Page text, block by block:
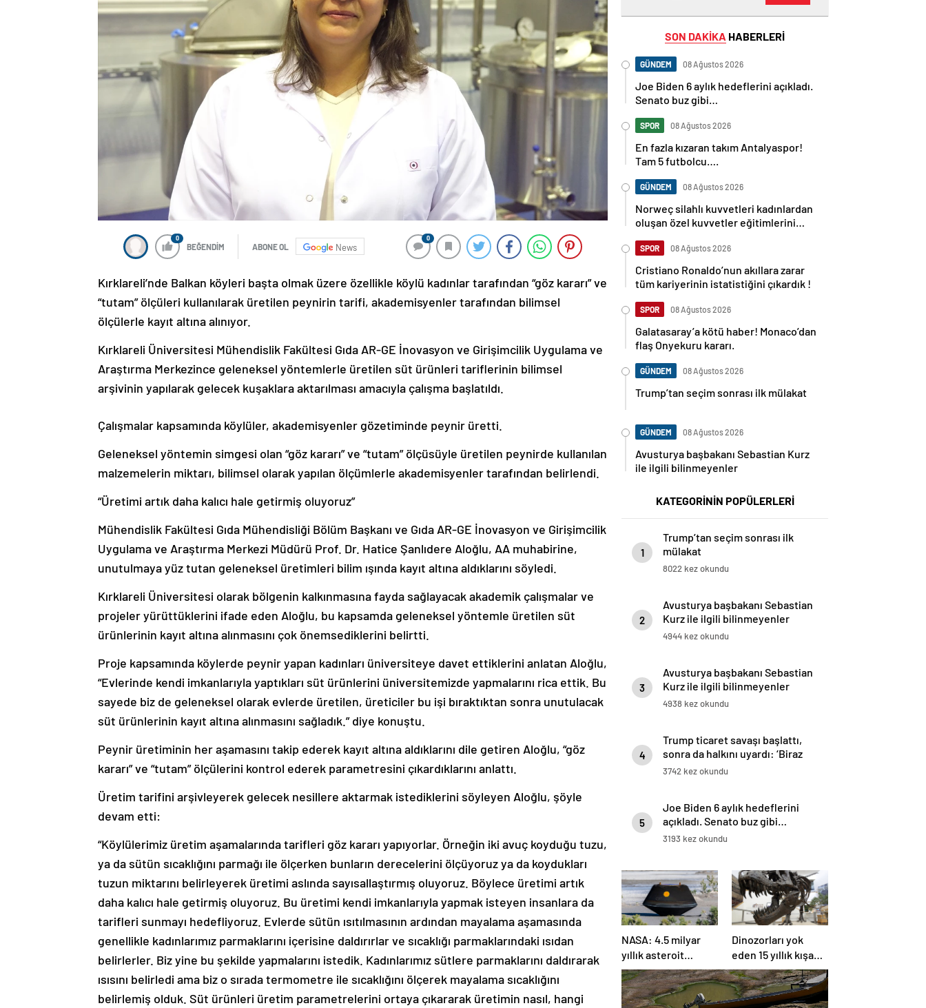
0
BEĞENDİM ABONE OL News
0
Kırklareli’nde Balkan köyleri başta olmak üzere özellikle köylü kadınlar tarafından “göz kararı” ve
“tutam” ölçüleri kullanılarak üretilen peynirin tarifi, akademisyenler tarafından bilimsel
ölçülerle kayıt altına alınıyor.
Kırklareli Üniversitesi Mühendislik Fakültesi Gıda AR-GE İnovasyon ve Girişimcilik Uygulama ve
Araştırma Merkezince geleneksel yöntemlerle üretilen süt ürünleri tariflerinin bilimsel
arşivinin yapılarak gelecek kuşaklara aktarılması amacıyla çalışma başlatıldı.
Çalışmalar kapsamında köylüler, akademisyenler gözetiminde peynir üretti.
Geleneksel yöntemin simgesi olan “göz kararı” ve “tutam” ölçüsüyle üretilen peynirde kullanılan
malzemelerin miktarı, bilimsel olarak yapılan ölçümlerle akademisyenler tarafından belirlendi.
“Üretimi artık daha kalıcı hale getirmiş oluyoruz”
Mühendislik Fakültesi Gıda Mühendisliği Bölüm Başkanı ve Gıda AR-GE İnovasyon ve Girişimcilik
Uygulama ve Araştırma Merkezi Müdürü Prof. Dr. Hatice Şanlıdere Aloğlu, AA muhabirine,
unutulmaya yüz tutan geleneksel üretimleri bilim ışında kayıt altına aldıklarını söyledi.
Kırklareli Üniversitesi olarak bölgenin kalkınmasına fayda sağlayacak akademik çalışmalar ve
projeler yürüttüklerini ifade eden Aloğlu, bu kapsamda geleneksel yöntemle üretilen süt
ürünlerinin kayıt altına alınmasını çok önemsediklerini belirtti.
Proje kapsamında köylerde peynir yapan kadınları üniversiteye davet ettiklerini anlatan Aloğlu,
“Evlerinde kendi imkanlarıyla yaptıkları süt ürünlerini üniversitemizde yapmalarını rica ettik. Bu
sayede biz de geleneksel olarak evlerde üretilen, üreticiler bu işi bıraktıktan sonra unutulacak
süt ürünlerinin kayıt altına alınmasını sağladık.” diye konuştu.
Peynir üretiminin her aşamasını takip ederek kayıt altına aldıklarını dile getiren Aloğlu, “göz
kararı” ve “tutam” ölçülerini kontrol ederek parametresini çıkardıklarını anlattı.
Üretim tarifini arşivleyerek gelecek nesillere aktarmak istediklerini söyleyen Aloğlu, şöyle
devam etti:
“Köylülerimiz üretim aşamalarında tarifleri göz kararı yapıyorlar. Örneğin iki avuç koyduğu tuzu,
ya da sütün sıcaklığını parmağı ile ölçerken bunların derecelerini ölçüyoruz ya da koydukları
tuzun miktarını belirleyerek üretimi aslında sayısallaştırmış oluyoruz. Böylece üretimi artık
daha kalıcı hale getirmiş oluyoruz. Bu üretimi kendi imkanlarıyla yapmak isteyen insanlara da
tarifleri sunmayı hedefliyoruz. Evlerde sütün ısıtılmasının ardından mayalama aşamasında
genellikle kadınlarımız parmaklarını içerisine daldırırlar ve sıcaklığı parmaklarındaki ısıdan
belirlerler. Biz yine bu şekilde yapmalarını istedik. Kadınlarımız sütlere parmaklarını daldırarak
ısısını belirledi ama biz o sırada termometre ile sıcaklığını ölçerek mayalama sıcaklığını
belirlemiş olduk. Süt ürünleri üretim parametrelerini ortaya çıkararak üretimin nasıl, hangi
SON DAKİKA HABERLERİ
GÜNDEM 08 Ağustos 2026
Joe Biden 6 aylık hedeflerini açıkladı.
Senato buz gibi…
SPOR 08 Ağustos 2026
En fazla kızaran takım Antalyaspor!
Tam 5 futbolcu….
GÜNDEM 08 Ağustos 2026
Norweç silahlı kuvvetleri kadınlardan
oluşan özel kuvvetler eğitimlerini
SPOR 08 Ağustos 2026
Cristiano Ronaldo’nun akıllara zarar
tüm kariyerinin istatistiğini çıkardık !
SPOR 08 Ağustos 2026
Galatasaray’a kötü haber! Monaco’dan
flaş Onyekuru kararı.
GÜNDEM 08 Ağustos 2026
Trump’tan seçim sonrası ilk mülakat
GÜNDEM 08 Ağustos 2026
Avusturya başbakanı Sebastian Kurz
ile ilgili bilinmeyenler
KATEGORİNİN POPÜLERLERİ
1
Trump’tan seçim sonrası ilk
mülakat
8022 kez okundu
2
Avusturya başbakanı Sebastian
Kurz ile ilgili bilinmeyenler
4944 kez okundu
3
Avusturya başbakanı Sebastian
Kurz ile ilgili bilinmeyenler
4938 kez okundu
4
Trump ticaret savaşı başlattı,
sonra da halkını uyardı: ‘Biraz
acı çekebilirsiniz’
3742 kez okundu
5
Joe Biden 6 aylık hedeflerini
açıkladı. Senato buz gibi…
3193 kez okundu
NASA: 4.5 milyar
yıllık asteroit
örnekleri Dünya’ya
getirildi; yaşamın
başlangıcına ışık
Dinozorları yok
eden 15 yıllık kışa
asteroit tozu neden
oldu | Araştırma